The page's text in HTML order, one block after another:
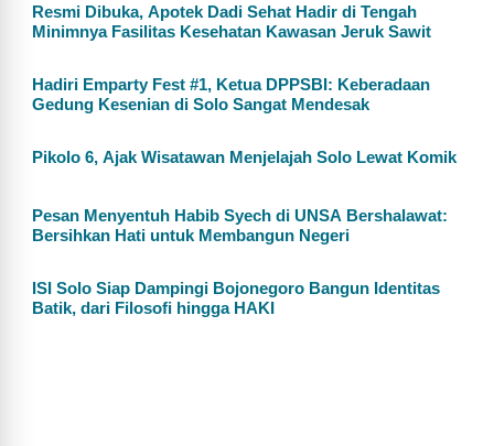
Resmi Dibuka, Apotek Dadi Sehat Hadir di Tengah
Minimnya Fasilitas Kesehatan Kawasan Jeruk Sawit
Hadiri Emparty Fest #1, Ketua DPPSBI: Keberadaan
Gedung Kesenian di Solo Sangat Mendesak
Pikolo 6, Ajak Wisatawan Menjelajah Solo Lewat Komik
Pesan Menyentuh Habib Syech di UNSA Bershalawat:
Bersihkan Hati untuk Membangun Negeri
ISI Solo Siap Dampingi Bojonegoro Bangun Identitas
Batik, dari Filosofi hingga HAKI